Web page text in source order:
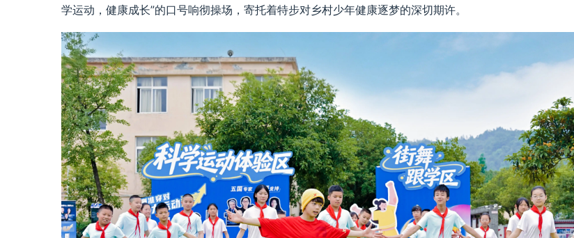
学运动，健康成长”的口号响彻操场，寄托着特步对乡村少年健康逐梦的深切期许。